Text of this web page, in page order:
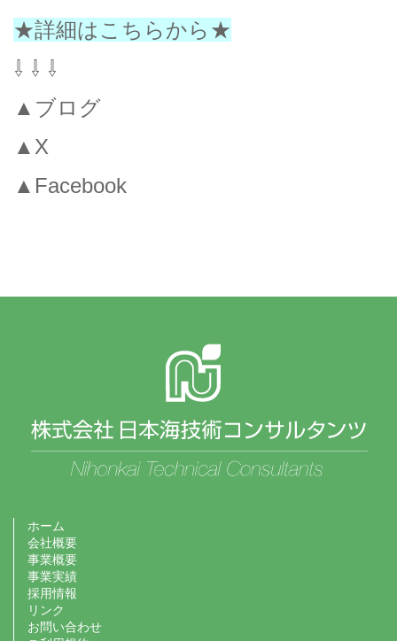
★詳細はこちらから★
⇩ ⇩ ⇩
▲ブログ
▲X
▲Facebook
ホーム
会社概要
事業概要
事業実績
採用情報
リンク
お問い合わせ